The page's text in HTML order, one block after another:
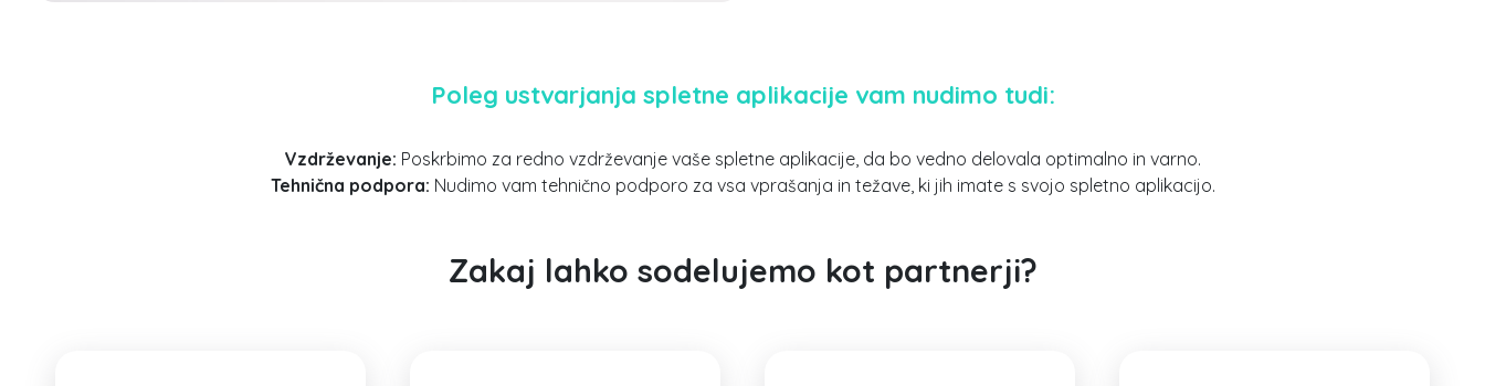
Poleg ustvarjanja spletne aplikacije vam nudimo tudi:
Vzdrževanje: Poskrbimo za redno vzdrževanje vaše spletne aplikacije, da bo vedno delovala optimalno in varno.
Tehnična podpora: Nudimo vam tehnično podporo za vsa vprašanja in težave, ki jih imate s svojo spletno aplikacijo.
Zakaj lahko sodelujemo kot partnerji?